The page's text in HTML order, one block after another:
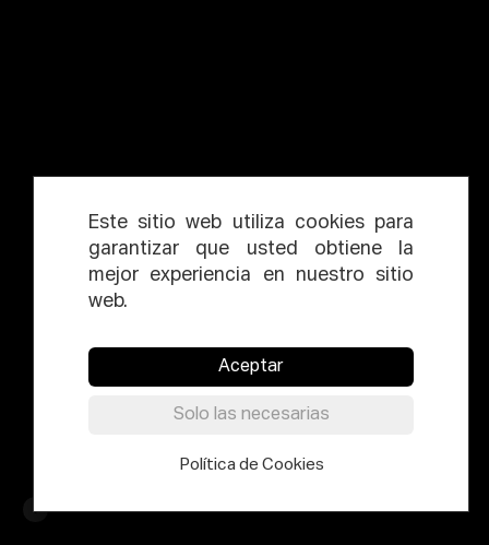
Este sitio web utiliza cookies para
garantizar que usted obtiene la
mejor experiencia en nuestro sitio
web.
Aceptar
Solo las necesarias
Política de Cookies